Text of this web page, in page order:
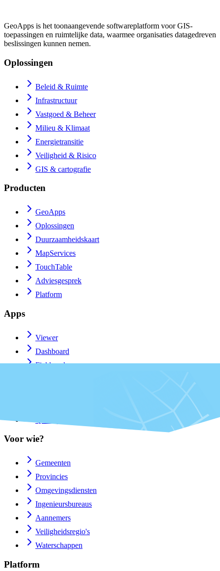
GeoApps is het toonaangevende softwareplatform voor GIS-
toepassingen en ruimtelijke data, waarmee organisaties datagedreven
beslissingen kunnen nemen.
Oplossingen
Beleid & Ruimte
Infrastructuur
Vastgoed & Beheer
Milieu & Klimaat
Energietransitie
Veiligheid & Risico
GIS & cartografie
Producten
GeoApps
Oplossingen
Duurzaamheidskaart
MapServices
TouchTable
Adviesgesprek
Platform
Apps
Viewer
Dashboard
Fieldwork
Voor wie?
Gemeenten
Provincies
Omgevingsdiensten
Ingenieursbureaus
Aannemers
Veiligheidsregio's
Waterschappen
Platform